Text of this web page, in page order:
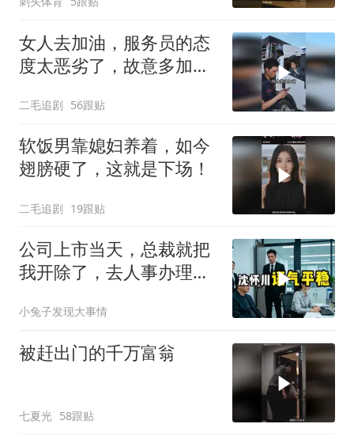
女人去加油，服务员的态
度太恶劣了，故意多加油
二毛追剧 56跟贴
软饭男靠媳妇养着，如今
翅膀硬了，这就是下场！
二毛追剧 19跟贴
公司上市当天，总裁就把
我开除了，去人事办理离
小兔子发现大事情
被赶出门的千万富翁
七夏光 58跟贴